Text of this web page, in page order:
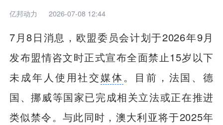
亿邦动力 2026-07-08 12:44
7月8日消息，欧盟委员会计划于2026年9月
发布盟情咨文时正式宣布全面禁止15岁以下
未成年人使用社交媒体 。目前，法国、德
国、挪威等国家已完成相关立法或正在推进
类似禁令。与此同时，澳大利亚将于2025年